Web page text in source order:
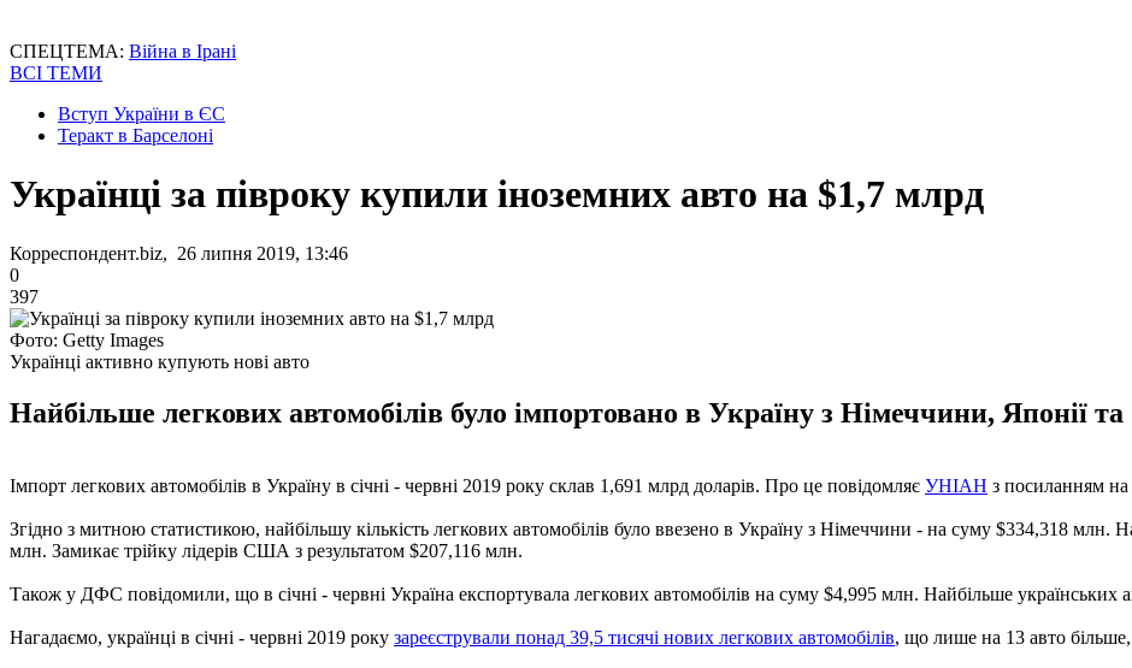
СПЕЦТЕМА: Війна в Ірані
ВСІ ТЕМИ
Вступ України в ЄС
Теракт в Барселоні
Українці за півроку купили іноземних авто на $1,7 млрд
Корреспондент.biz, 26 липня 2019, 13:46
0
397
Фото: Getty Images
Українці активно купують нові авто
Найбільше легкових автомобілів було імпортовано в Україну з Німеччини, Японії
Імпорт легкових автомобілів в Україну в січні - червні 2019 року склав 1,691 млрд доларів. Про це повідомляє УНІАН з посиланням на
Згідно з митною статистикою, найбільшу кількість легкових автомобілів було ввезено в Україну з Німеччини - на суму $334,318 млн.
млн. Замикає трійку лідерів США з результатом $207,116 млн.
Також у ДФС повідомили, що в січні - червні Україна експортувала легкових автомобілів на суму $4,995 млн. Найбільше
Нагадаємо, українці в січні - червні 2019 року зареєстрували понад 39,5 тисячі нових легкових автомобілів, що лише на 13 авто